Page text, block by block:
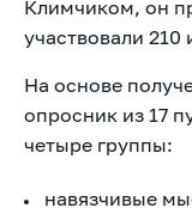
Климчиком, он
участвовали 210
На основе
опросник из 17
четыре группы:
навязчивые